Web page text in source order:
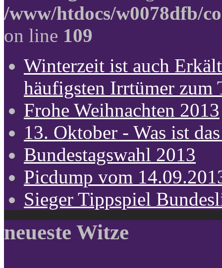
/www/htdocs/w0078dfb/
on line 109
Winterzeit ist auch
häufigsten Irrtümer zum
Frohe Weihnachten 2013
13. Oktober - Was ist
Bundestagswahl 2013
Picdump vom
Sieger Tippspiel
neueste Witze